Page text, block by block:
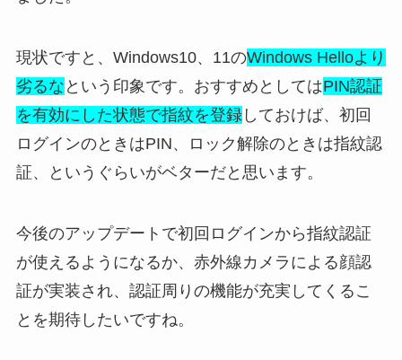
現状ですと、Windows10、11のWindows Helloより
劣るな という印象です。おすすめとしてはPIN認証
を有効にした状態で指紋を登録しておけば、初回
ログインのときはPIN、ロック解除のときは指紋認
証、というぐらいがベターだと思います。
今後のアップデートで初回ログインから指紋認証
が使えるようになるか、赤外線カメラによる顔認
証が実装され、認証周りの機能が充実してくるこ
とを期待したいですね。